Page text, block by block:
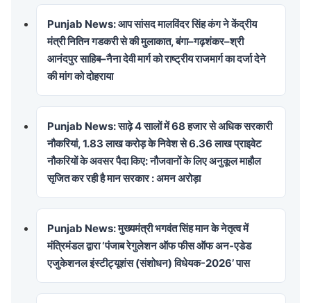
Punjab News: आप सांसद मालविंदर सिंह कंग ने केंद्रीय
मंत्री नितिन गडकरी से की मुलाकात, बंगा–गढ़शंकर–श्री
आनंदपुर साहिब–नैना देवी मार्ग को राष्ट्रीय राजमार्ग का दर्जा देने
की मांग को दोहराया
Punjab News: साढ़े 4 सालों में 68 हजार से अधिक सरकारी
नौकरियां, 1.83 लाख करोड़ के निवेश से 6.36 लाख प्राइवेट
नौकरियों के अवसर पैदा किए: नौजवानों के लिए अनुकूल माहौल
सृजित कर रही है मान सरकार : अमन अरोड़ा
Punjab News: मुख्यमंत्री भगवंत सिंह मान के नेतृत्व में
मंत्रिमंडल द्वारा ‘पंजाब रेगुलेशन ऑफ फीस ऑफ अन-एडेड
एजुकेशनल इंस्टीट्यूशंस (संशोधन) विधेयक-2026’ पास